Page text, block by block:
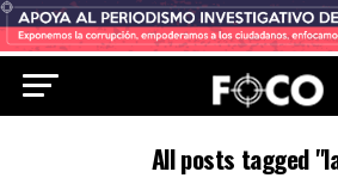
All posts tagged